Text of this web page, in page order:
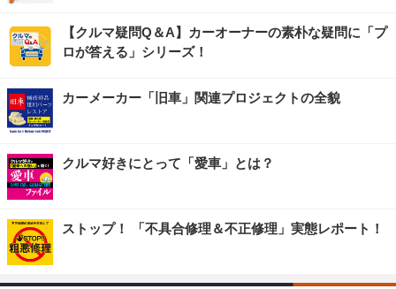
【クルマ疑問Q＆A】カーオーナーの素朴な疑問に「プ
ロが答える」シリーズ！
カーメーカー「旧車」関連プロジェクトの全貌
クルマ好きにとって「愛車」とは？
ストップ！ 「不具合修理＆不正修理」実態レポート！